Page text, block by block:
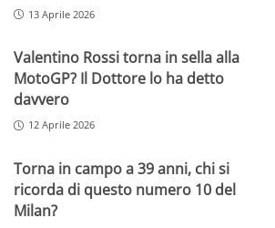
13 Aprile 2026
Valentino Rossi torna in sella alla
MotoGP? Il Dottore lo ha detto
davvero
12 Aprile 2026
Torna in campo a 39 anni, chi si
ricorda di questo numero 10 del
Milan?